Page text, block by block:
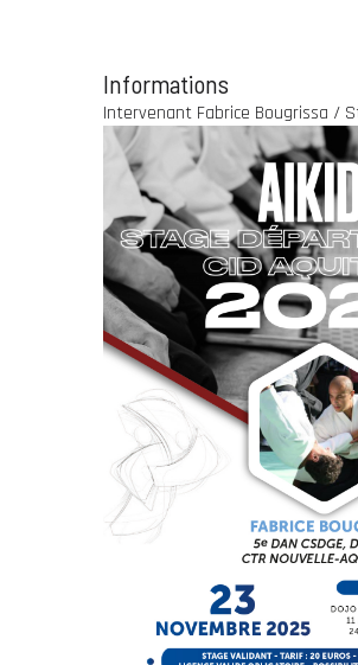
Informations
Intervenant Fabrice Bougrissa /